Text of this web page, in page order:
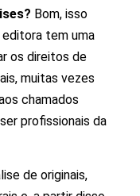
Bom, isso
editora tem uma
os direitos de
muitas vezes
chamados
profissionais da
de originais,